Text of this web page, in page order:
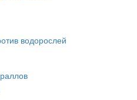
водорослей